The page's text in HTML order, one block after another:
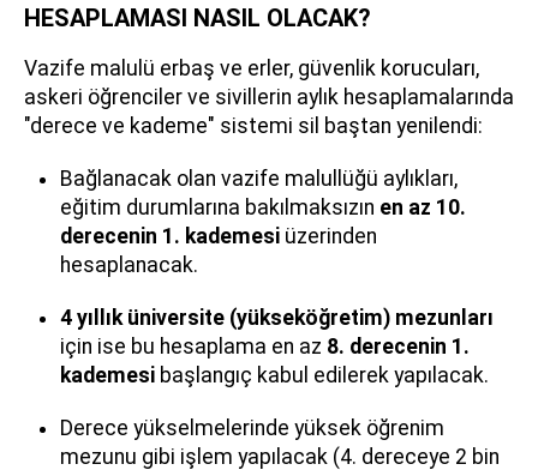
HESAPLAMASI NASIL OLACAK?
Vazife malulü erbaş ve erler, güvenlik korucuları,
askeri öğrenciler ve sivillerin aylık hesaplamalarında
"derece ve kademe" sistemi sil baştan yenilendi:
Bağlanacak olan vazife malullüğü aylıkları,
eğitim durumlarına bakılmaksızın en az 10.
derecenin 1. kademesi üzerinden
hesaplanacak.
4 yıllık üniversite (yükseköğretim) mezunları
için ise bu hesaplama en az 8. derecenin 1.
kademesi başlangıç kabul edilerek yapılacak.
Derece yükselmelerinde yüksek öğrenim
mezunu gibi işlem yapılacak (4. dereceye 2 bin